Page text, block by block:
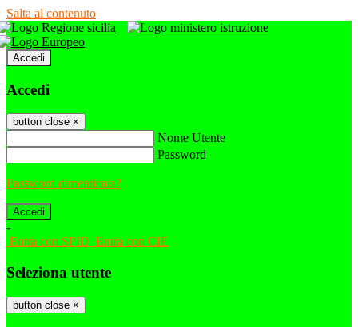
Salta al contenuto
Accedi
Accedi
button close ×
Nome Utente
Password
Password dimenticata?
-
Entra con SPID Entra con CIE
Seleziona utente
button close ×